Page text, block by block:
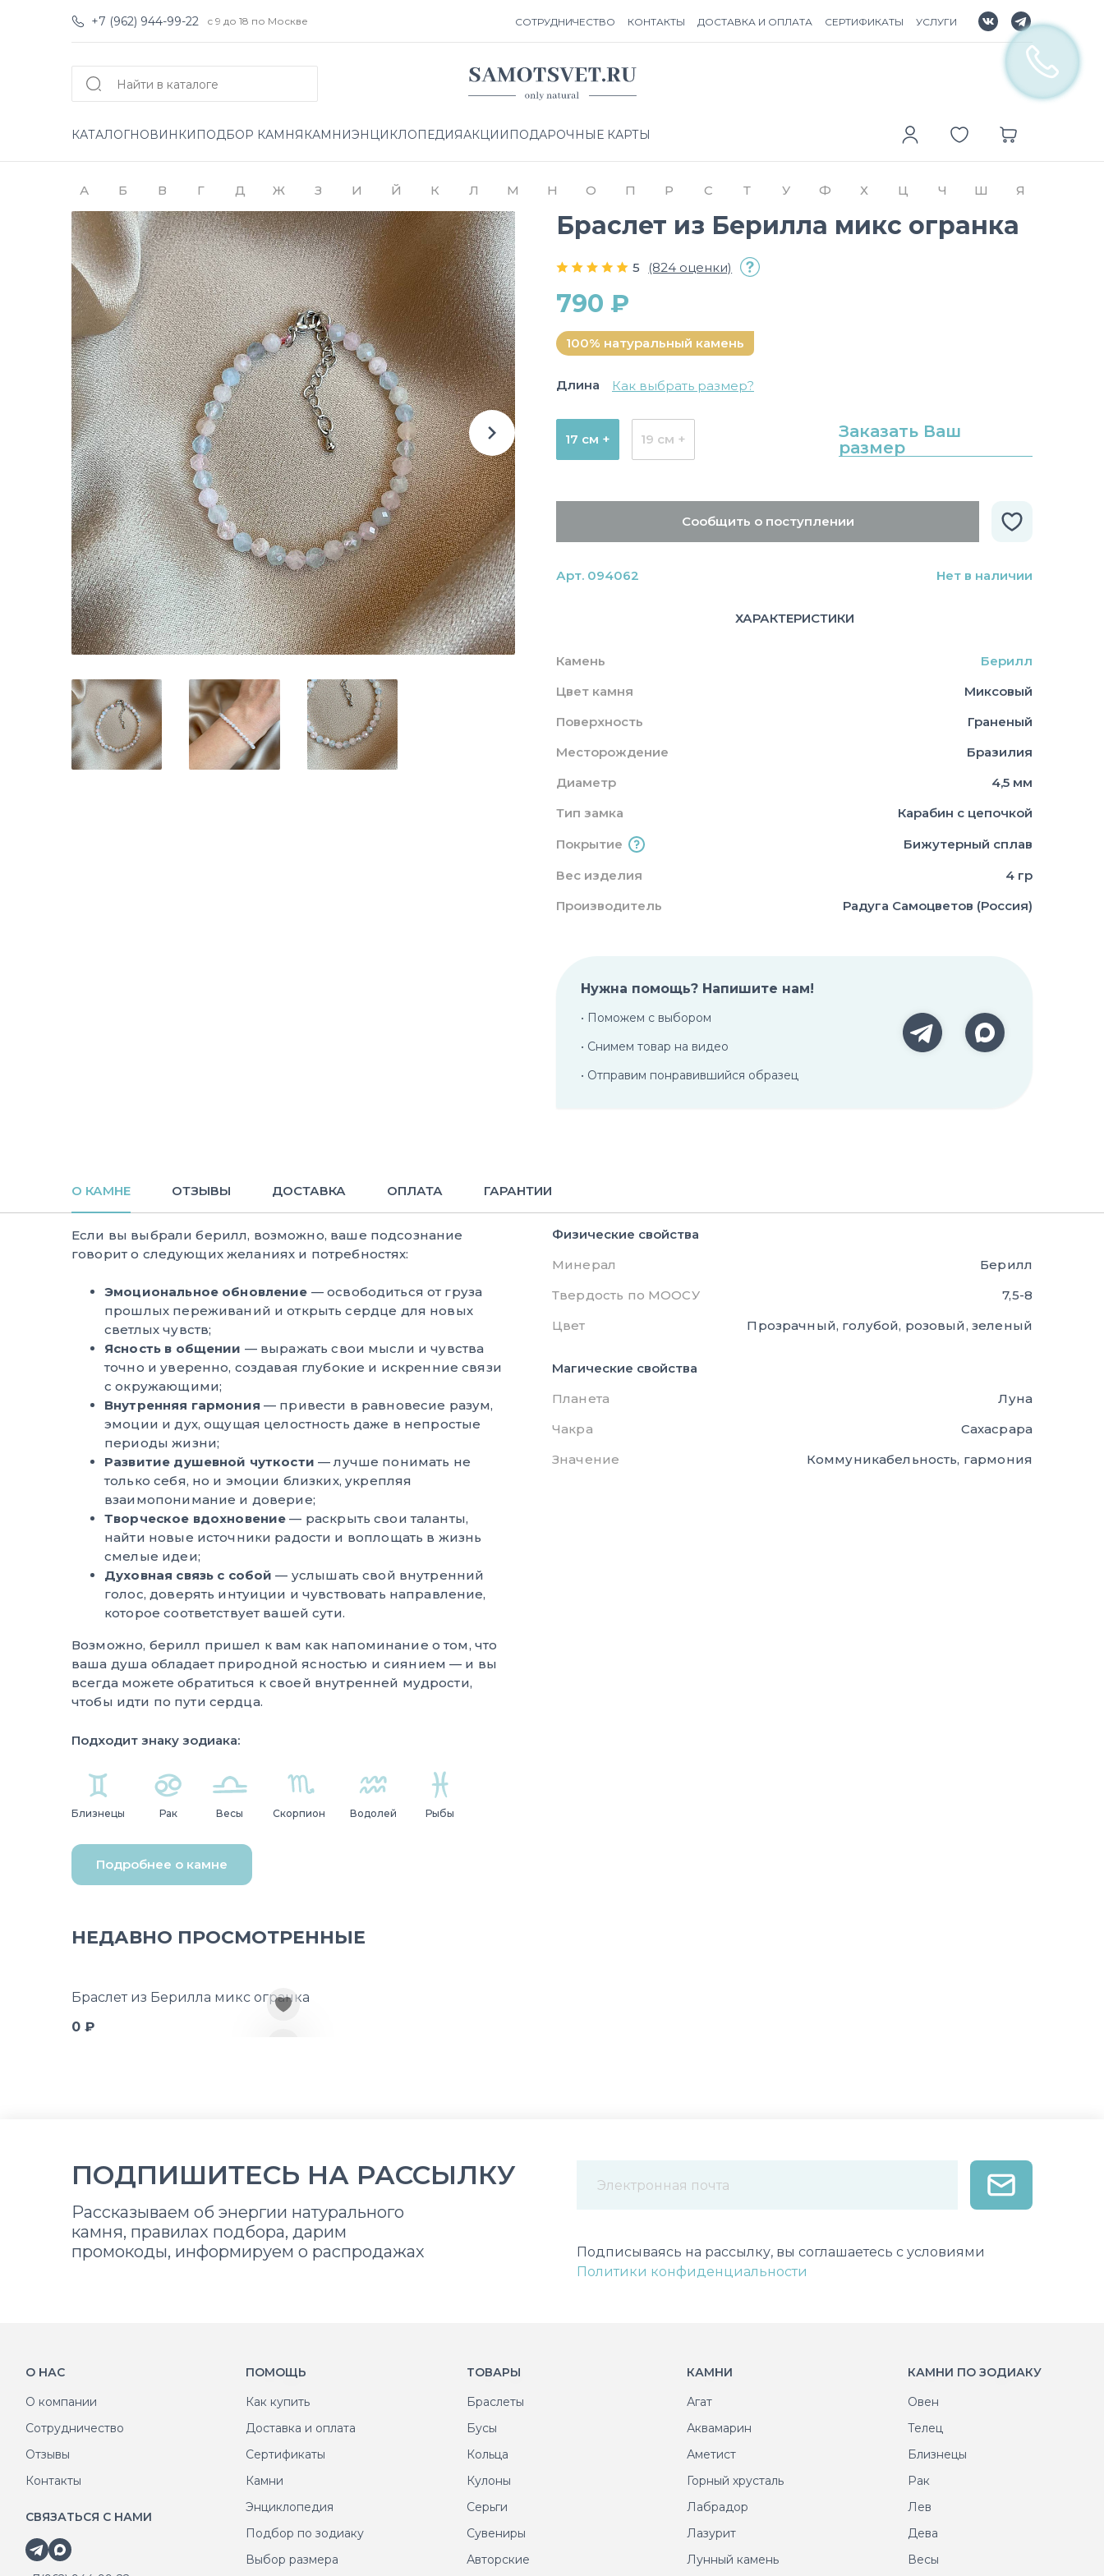
+7 (962) 944-99-22 с 9 до 18 по Москве СОТРУДНИЧЕСТВО КОНТАКТЫ ДОСТАВКА И ОПЛАТА СЕРТИФИКАТЫ УСЛУГИ
КАТАЛОГНОВИНКИ ПОДБОР КАМНЯ КАМНИЭНЦИКЛОПЕДИЯАКЦИИ ПОДАРОЧНЫЕ КАРТЫ
А Б В Г Д Ж З И Й К Л М Н О П Р С Т У Ф Х Ц Ч Ш Я
Браслет из Берилла микс огранка
5 (824 оценки)
790 ₽
100% натуральный камень
Длина Как выбрать размер?
17 см + 19 см +
Заказать Ваш
размер
Сообщить о поступлении
Арт. 094062 Нет в наличии
ХАРАКТЕРИСТИКИ
Камень
Берилл
Цвет камня
Миксовый
Поверхность
Граненый
Месторождение
Бразилия
Диаметр
4,5 мм
Тип замка
Карабин с цепочкой
Покрытие
Бижутерный сплав
Вес изделия
4 гр
Производитель
Радуга Самоцветов (Россия)
Нужна помощь? Напишите нам!
• Поможем с выбором
• Снимем товар на видео
• Отправим понравившийся образец
О КАМНЕ ОТЗЫВЫ ДОСТАВКА ОПЛАТА ГАРАНТИИ
Если вы выбрали берилл, возможно, ваше подсознание
говорит о следующих желаниях и потребностях:
Эмоциональное обновление — освободиться от груза
прошлых переживаний и открыть сердце для новых
светлых чувств;
Ясность в общении — выражать свои мысли и чувства
точно и уверенно, создавая глубокие и искренние связи
с окружающими;
Внутренняя гармония — привести в равновесие разум,
эмоции и дух, ощущая целостность даже в непростые
периоды жизни;
Развитие душевной чуткости — лучше понимать не
только себя, но и эмоции близких, укрепляя
взаимопонимание и доверие;
Творческое вдохновение — раскрыть свои таланты,
найти новые источники радости и воплощать в жизнь
смелые идеи;
Духовная связь с собой— услышать свой внутренний
голос, доверять интуиции и чувствовать направление,
которое соответствует вашей сути.
Возможно, берилл пришел к вам как напоминание о том, что
ваша душа обладает природной ясностью и сиянием — и вы
всегда можете обратиться к своей внутренней мудрости,
чтобы идти по пути сердца.
Подходит знаку зодиака:
Близнецы Рак Весы Скорпион Водолей Рыбы
Подробнее о камне
Физические свойства
Минерал
Берилл
Твердость по МООСУ
7,5-8
Цвет
Прозрачный, голубой, розовый, зеленый
Магические свойства
Планета
Луна
Чакра
Сахасрара
Значение
Коммуникабельность, гармония
НЕДАВНО ПРОСМОТРЕННЫЕ
Браслет из Берилла микс огранка
0 ₽
ПОДПИШИТЕСЬ НА РАССЫЛКУ
Рассказываем об энергии натурального
камня, правилах подбора, дарим
промокоды, информируем о распродажах
Подписываясь на рассылку, вы соглашаетесь с условиями
Политики конфиденциальности
О НАС
О компании
Сотрудничество
Отзывы
Контакты
СВЯЗАТЬСЯ С НАМИ
ПОМОЩЬ
Как купить
Доставка и оплата
Сертификаты
Камни
Энциклопедия
Подбор по зодиаку
Выбор размера
ТОВАРЫ
Браслеты
Бусы
Кольца
Кулоны
Серьги
Сувениры
Авторские
КАМНИ
Агат
Аквамарин
Аметист
Горный хрусталь
Лабрадор
Лазурит
Лунный камень
КАМНИ ПО ЗОДИАКУ
Овен
Телец
Близнецы
Рак
Лев
Дева
Весы